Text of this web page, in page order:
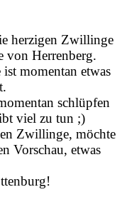
herzigen Zwillinge
von Herrenberg.
momentan etwas
schlüpfen
viel zu tun ;)
Zwillinge, möchte
Vorschau, etwas